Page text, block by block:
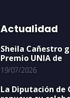
Actualidad
Sheila Cañestro
Premio UNIA de
19/07/2026
La Diputación de